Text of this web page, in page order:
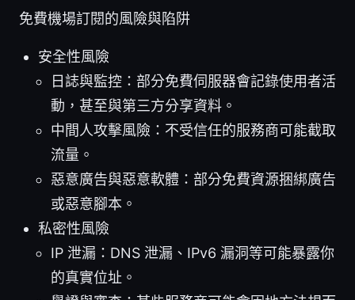
免費機場訂閱的風險與陷阱
安全性風險
日誌與監控：部分免費伺服器會記錄使用者活
動，甚至與第三方分享資料。
中間人攻擊風險：不受信任的服務商可能截取
流量。
惡意廣告與惡意軟體：部分免費資源捆綁廣告
或惡意腳本。
私密性風險
IP 泄漏：DNS 泄漏、IPv6 漏洞等可能暴露你
的真實位址。